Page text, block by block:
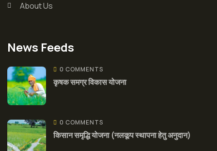
About Us
News Feeds
0 COMMENTS
कृषक समग्र विकास योजना
0 COMMENTS
किसान समृद्धि योजना (नलकूप स्थापना हेतु अनुदान)